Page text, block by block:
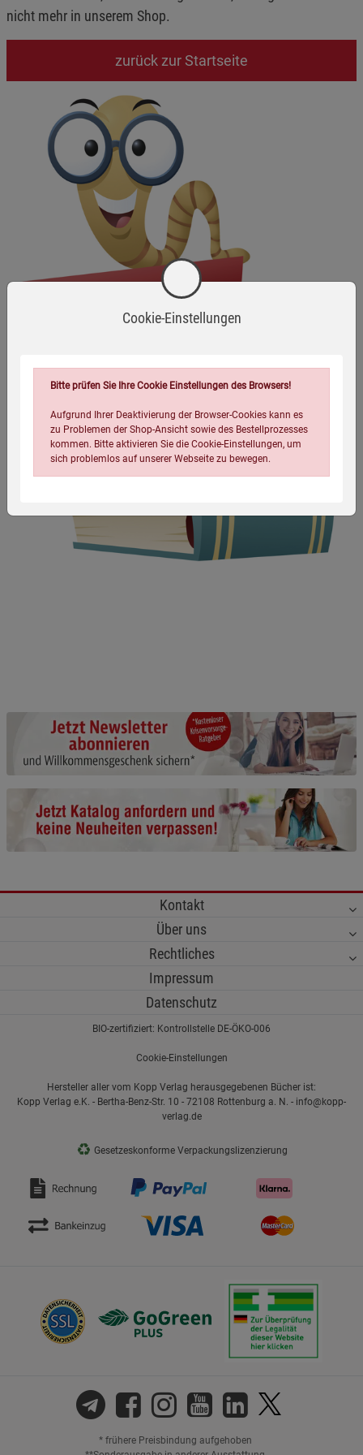
nicht mehr in unserem Shop.
zurück zur Startseite
Kontakt
Über uns
Rechtliches
Impressum
Datenschutz
BIO-zertifiziert: Kontrollstelle DE-ÖKO-006
Cookie-Einstellungen
Hersteller aller vom Kopp Verlag herausgegebenen Bücher ist:
Kopp Verlag e.K. - Bertha-Benz-Str. 10 - 72108 Rottenburg a. N. - info@kopp-
verlag.de
♻ Gesetzeskonforme Verpackungslizenzierung
* frühere Preisbindung aufgehoben
Cookie-Einstellungen
Bitte prüfen Sie Ihre Cookie Einstellungen des Browsers!
Aufgrund Ihrer Deaktivierung der Browser-Cookies kann es
zu Problemen der Shop-Ansicht sowie des Bestellprozesses
kommen. Bitte aktivieren Sie die Cookie-Einstellungen, um
sich problemlos auf unserer Webseite zu bewegen.
Beschreibung Notwendige Cookies
Cookie-Informationenanzeigen
Funktionale Cookies (1) Funktionale
Beschreibung Funktionale Cookies
anzeigen
Statistik Cookies (2) Statistik Cookies
Beschreibung Statistik Cookies
Cookie-Informationen
Marketing Cookies (3)
Datenschutzerklärung Impressum